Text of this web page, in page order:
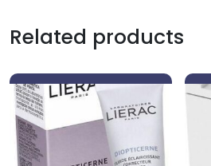
Related products